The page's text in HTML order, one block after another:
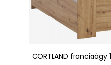
CORTLAND